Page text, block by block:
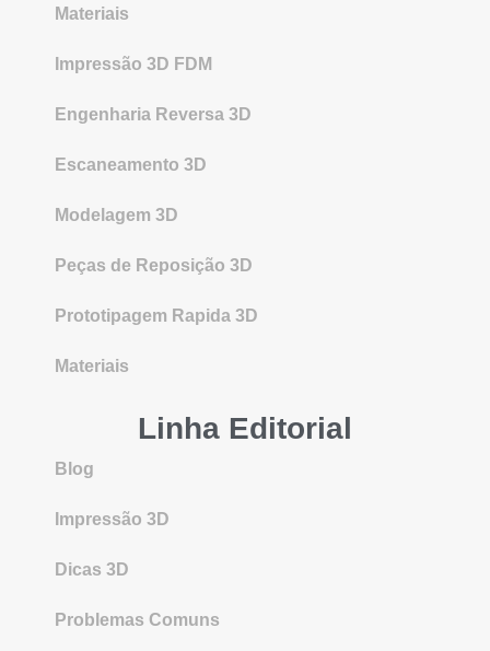
Materiais
Impressão 3D FDM
Engenharia Reversa 3D
Escaneamento 3D
Modelagem 3D
Peças de Reposição 3D
Prototipagem Rapida 3D
Materiais
Linha Editorial
Blog
Impressão 3D
Dicas 3D
Problemas Comuns